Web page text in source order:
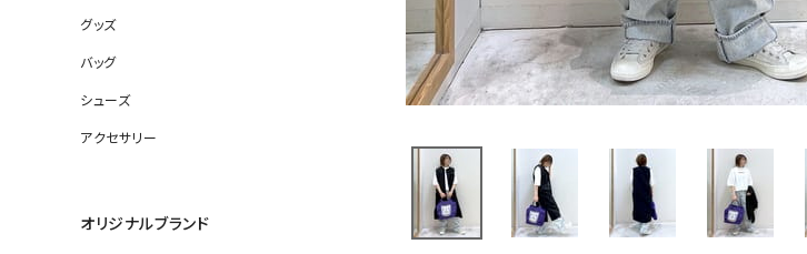
帽子
ソックス
その他雑貨
グッズ
バッグ
シューズ
アクセサリー
オリジナルブランド